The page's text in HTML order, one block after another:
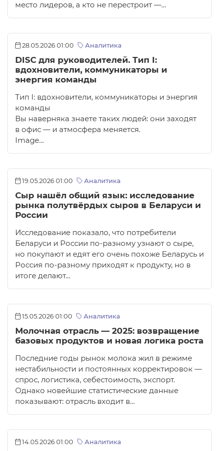
место лидеров, а кто не перестроит —…
28.05.2026 01:00 Аналитика
DISC для руководителей. Тип I:
вдохновители, коммуникаторы и
энергия команды
Тип I: вдохновители, коммуникаторы и энергия
команды
Вы наверняка знаете таких людей: они заходят
в офис — и атмосфера меняется.
Image…
19.05.2026 01:00 Аналитика
Сыр нашёл общий язык: исследование
рынка полутвёрдых сыров в Беларуси и
России
Исследование показало, что потребители
Беларуси и России по-разному узнают о сыре,
но покупают и едят его очень похоже Беларусь и
Россия по-разному приходят к продукту, но в
итоге делают…
15.05.2026 01:00 Аналитика
Молочная отрасль — 2025: возвращение
базовых продуктов и новая логика роста
Последние годы рынок молока жил в режиме
нестабильности и постоянных корректировок —
спрос, логистика, себестоимость, экспорт.
Однако новейшие статистические данные
показывают: отрасль входит в…
14.05.2026 01:00 Аналитика